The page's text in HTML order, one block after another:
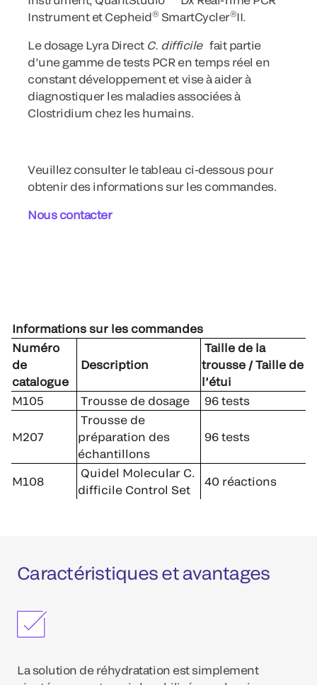
Instrument et Cepheid® SmartCycler®II.
Le dosage Lyra Direct C. difficile fait partie
d’une gamme de tests PCR en temps réel en
constant développement et vise à aider à
diagnostiquer les maladies associées à
Clostridium chez les humains.
Veuillez consulter le tableau ci-dessous pour
obtenir des informations sur les commandes.
Nous contacter
Informations sur les commandes
Numéro
de
catalogue
Description
Taille de la
trousse / Taille de
l’étui
M105
Trousse de dosage 96 tests
M207
Trousse de
préparation des
échantillons
96 tests
M108
Quidel Molecular C.
difficile Control Set
40 réactions
Caractéristiques et avantages
La solution de réhydratation est simplement